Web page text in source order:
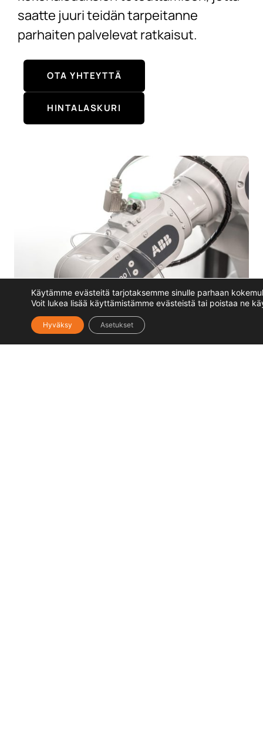
saatte juuri teidän tarpeitanne
parhaiten palvelevat ratkaisut.
OTA YHTEYTTÄ
HINTALASKURI
Käytämme evästeitä tarjotaksemme sinulle parhaan
Voit lukea lisää käyttämistämme evästeistä tai poistaa ne
Hyväksy Asetukset